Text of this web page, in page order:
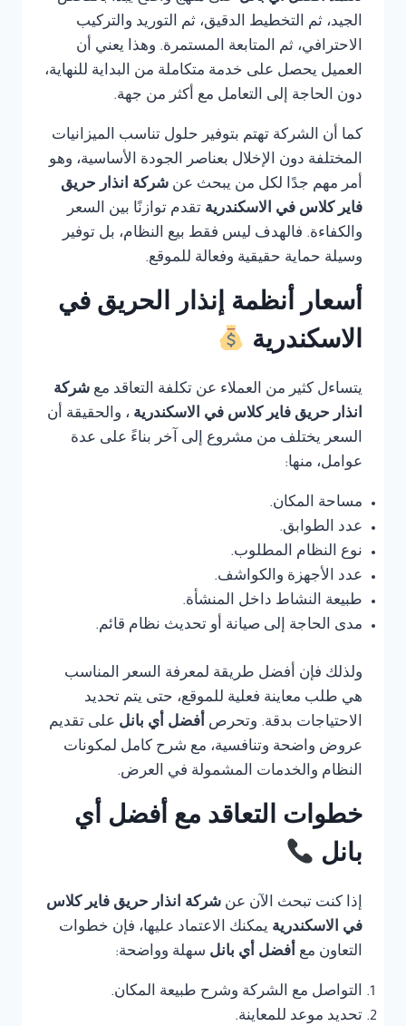
الجيد، ثم التخطيط الدقيق، ثم التوريد والتركيب
الاحترافي، ثم المتابعة المستمرة. وهذا يعني أن
العميل يحصل على خدمة متكاملة من البداية للنهاية،
دون الحاجة إلى التعامل مع أكثر من جهة.
كما أن الشركة تهتم بتوفير حلول تناسب الميزانيات
المختلفة دون الإخلال بعناصر الجودة الأساسية، وهو
أمر مهم جدًا لكل من يبحث عن شركة انذار حريق
فاير كلاس في الاسكندرية تقدم توازنًا بين السعر
والكفاءة. فالهدف ليس فقط بيع النظام، بل توفير
وسيلة حماية حقيقية وفعالة للموقع.
أسعار أنظمة إنذار الحريق في
الاسكندرية
يتساءل كثير من العملاء عن تكلفة التعاقد مع شركة
انذار حريق فاير كلاس في الاسكندرية ، والحقيقة أن
السعر يختلف من مشروع إلى آخر بناءً على عدة
عوامل، منها:
مساحة المكان.
عدد الطوابق.
نوع النظام المطلوب.
عدد الأجهزة والكواشف.
طبيعة النشاط داخل المنشأة.
مدى الحاجة إلى صيانة أو تحديث نظام قائم.
ولذلك فإن أفضل طريقة لمعرفة السعر المناسب
هي طلب معاينة فعلية للموقع، حتى يتم تحديد
الاحتياجات بدقة. وتحرص أفضل أي بانل على تقديم
عروض واضحة وتنافسية، مع شرح كامل لمكونات
النظام والخدمات المشمولة في العرض.
خطوات التعاقد مع أفضل أي
بانل
إذا كنت تبحث الآن عن شركة انذار حريق فاير كلاس
في الاسكندرية يمكنك الاعتماد عليها، فإن خطوات
التعاون مع أفضل أي بانل سهلة وواضحة:
التواصل مع الشركة وشرح طبيعة المكان.
تحديد موعد للمعاينة.